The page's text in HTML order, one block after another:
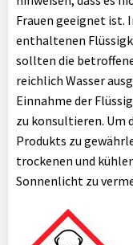
Frauen geeignet ist.
enthaltenen
sollten die
reichlich Wasser
Einnahme der
zu konsultieren. Um
Produkts zu
trockenen und
Sonnenlicht zu